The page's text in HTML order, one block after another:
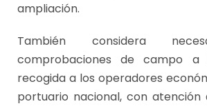
ampliación.
También considera
comprobaciones de campo a
recogida a los operadores
portuario nacional, con